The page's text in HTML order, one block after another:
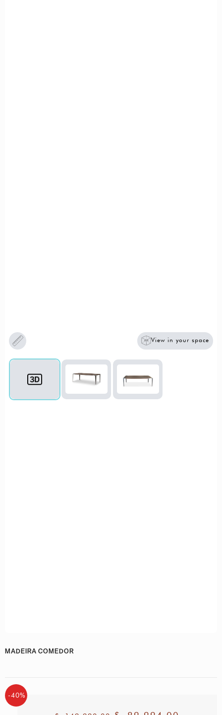
View in your space
MADEIRA COMEDOR
-40%